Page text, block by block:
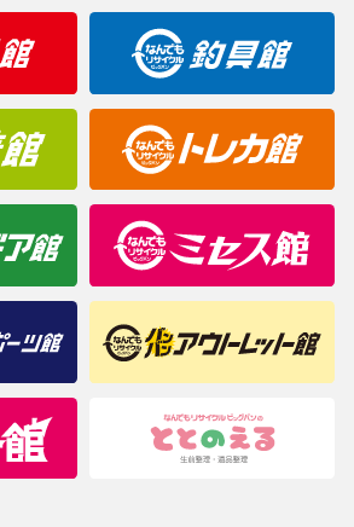
ご購入前にお問い合わせください。